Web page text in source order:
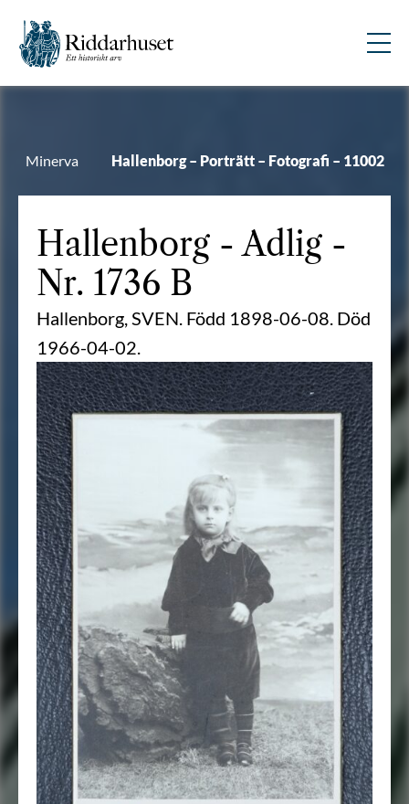
Minerva Hallenborg – Porträtt – Fotografi – 11002
Hallenborg - Adlig -
Nr. 1736 B
Hallenborg, SVEN. Född 1898-06-08. Död
1966-04-02.